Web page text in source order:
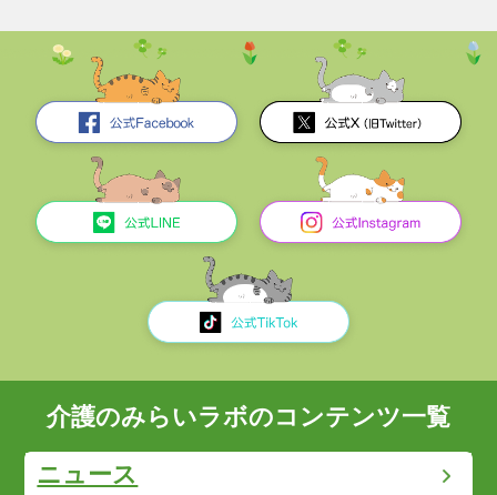
介護のみらいラボのコンテンツ一覧
ニュース